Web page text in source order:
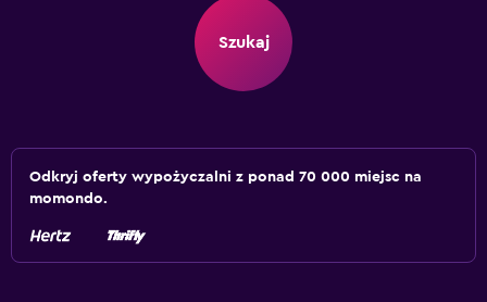
Szukaj
Odkryj oferty wypożyczalni z ponad 70 000 miejsc na
momondo.